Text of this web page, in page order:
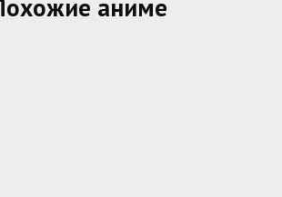
аниме